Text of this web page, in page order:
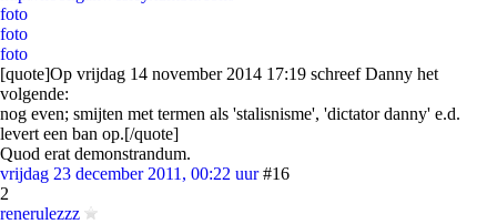
foto
foto
foto
[quote]Op vrijdag 14 november 2014 17:19 schreef Danny het
volgende:
nog even; smijten met termen als 'stalisnisme', 'dictator danny' e.d.
levert een ban op.[/quote]
Quod erat demonstrandum.
vrijdag 23 december 2011, 00:22 uur #16
2
renerulezzz